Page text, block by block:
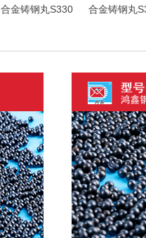
合金铸钢丸S330 合金铸钢丸